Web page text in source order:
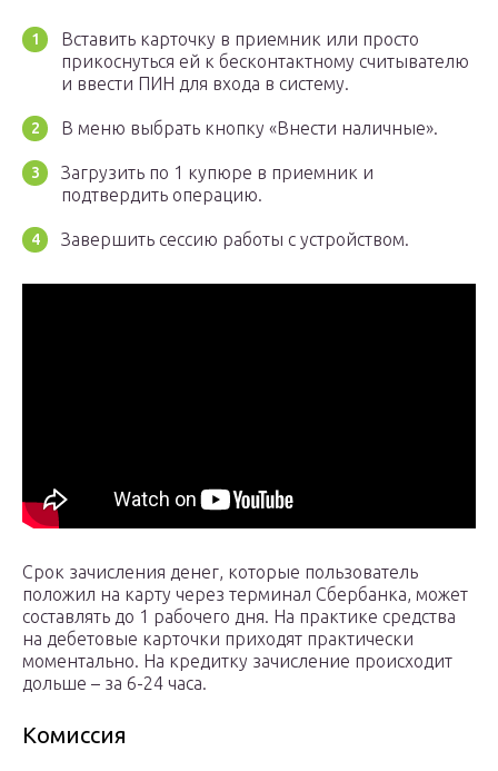
Вставить карточку в приемник или просто
прикоснуться ей к бесконтактному считывателю
и ввести ПИН для входа в систему.
В меню выбрать кнопку «Внести наличные».
Загрузить по 1 купюре в приемник и
подтвердить операцию.
Завершить сессию работы с устройством.
Срок зачисления денег, которые пользователь
положил на карту через терминал Сбербанка, может
составлять до 1 рабочего дня. На практике средства
на дебетовые карточки приходят практически
моментально. На кредитку зачисление происходит
дольше – за 6-24 часа.
Комиссия